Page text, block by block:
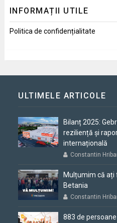
INFORMAȚII UTILE
Politica de confidențialitate
ULTIMELE ARTICOLE
Bilanț 2025:
reziliență și
internațională
Constantin
Mulțumim că ați
Betania
Constantin
883 de